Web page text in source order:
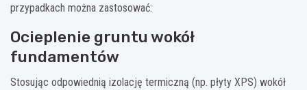
przypadkach można zastosować:
Ocieplenie gruntu wokół
fundamentów
Stosując odpowiednią izolację termiczną (np. płyty XPS) wokół